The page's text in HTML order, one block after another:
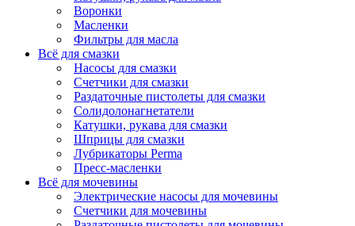
Воронки
Масленки
Фильтры для масла
Всё для смазки
Насосы для смазки
Счетчики для смазки
Раздаточные пистолеты для смазки
Солидолонагнетатели
Катушки, рукава для смазки
Шприцы для смазки
Лубрикаторы Perma
Пресс-масленки
Всё для мочевины
Электрические насосы для мочевины
Счетчики для мочевины